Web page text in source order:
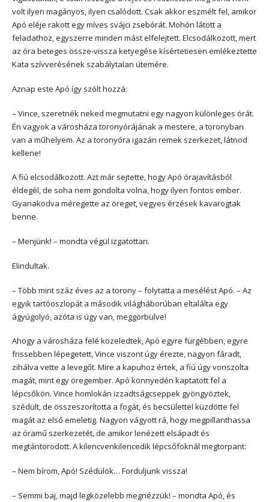
volt ilyen magányos, ilyen csalódott. Csak akkor eszmélt fel, amikor
Apó eléje rakott egy míves svájci zsebórát. Mohón látott a
feladathoz, egyszerre minden mást elfelejtett. Elcsodálkozott, mert
az óra beteges össze-vissza ketyegése kísértetiesen emlékeztette
Kata szívverésének szabálytalan ütemére.
Aznap este Apó így szólt hozzá:
– Vince, szeretnék neked megmutatni egy nagyon különleges órát.
Én vagyok a városháza toronyórájának a mestere, a toronyban
van a műhelyem. Az a toronyóra igazán remek szerkezet, látnod
kellene!
A fiú elcsodálkozott. Azt már sejtette, hogy Apó órajavításból
éldegél, de soha nem gondolta volna, hogy ilyen fontos ember.
Gyanakodva méregette az öreget, vegyes érzések kavarogtak
benne.
– Menjünk! – mondta végül izgatottan.
Elindultak.
– Több mint száz éves az a torony – folytatta a mesélést Apó. – Az
egyik tartóoszlopát a második világháborúban eltalálta egy
ágyúgolyó, azóta is úgy van, meggörbülve!
Ahogy a városháza felé közeledtek, Apó egyre fürgébben, egyre
frissebben lépegetett, Vince viszont úgy érezte, nagyon fáradt,
zihálva vette a levegőt. Mire a kapuhoz értek, a fiú úgy vonszolta
magát, mint egy öregember. Apó könnyedén kaptatott fel a
lépcsőkön. Vince homlokán izzadtságcseppek gyöngyöztek,
szédült, de összeszorította a fogát, és becsülettel küzdötte fel
magát az első emeletig. Nagyon vágyott rá, hogy megpillanthassa
az óramű szerkezetét, de amikor lenézett elsápadt és
megtántorodott. A kilencvenkilencedik lépcsőfoknál megtorpant:
– Nem bírom, Apó! Szédülök… Forduljunk vissza!
– Semmi baj, majd legközelebb megnézzük! – mondta Apó, és